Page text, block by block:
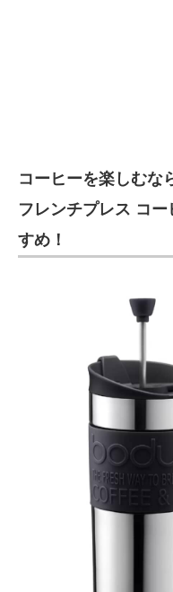
コーヒーを楽しむな
フレンチプレス コ
すめ！